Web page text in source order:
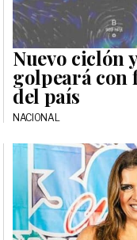
Nuevo ciclón
golpeará con
del país
NACIONAL